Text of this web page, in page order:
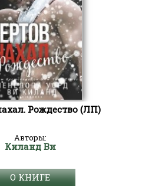
Рождество (ЛП)
Авторы:
Киланд Ви
О КНИГЕ